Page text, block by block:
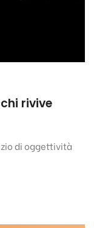
rivive
di oggettività